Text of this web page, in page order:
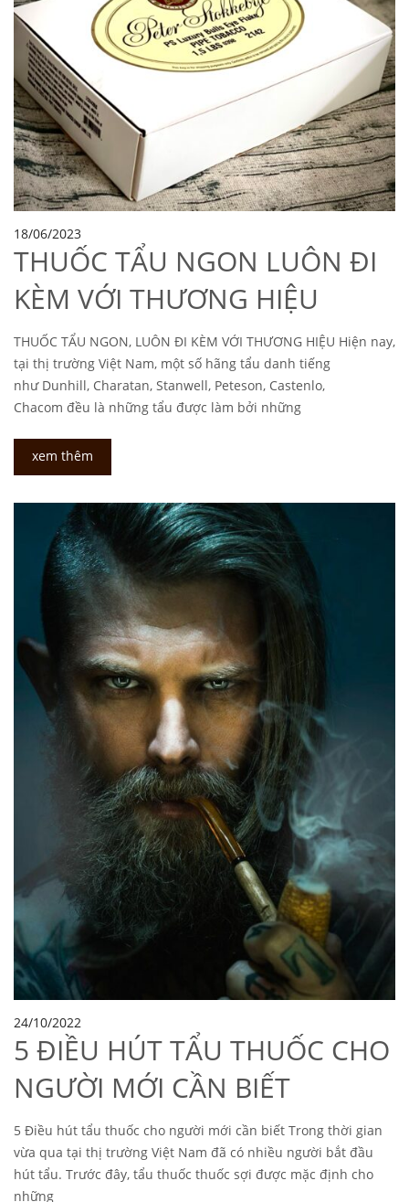
18/06/2023
THUỐC TẨU NGON LUÔN ĐI
KÈM VỚI THƯƠNG HIỆU
THUỐC TẨU NGON, LUÔN ĐI KÈM VỚI THƯƠNG HIỆU Hiện nay,
tại thị trường Việt Nam, một số hãng tẩu danh tiếng
như Dunhill, Charatan, Stanwell, Peteson, Castenlo,
Chacom đều là những tẩu được làm bởi những
xem thêm
24/10/2022
5 ĐIỀU HÚT TẨU THUỐC CHO
NGƯỜI MỚI CẦN BIẾT
5 Điều hút tẩu thuốc cho người mới cần biết Trong thời gian
vừa qua tại thị trường Việt Nam đã có nhiều người bắt đầu
hút tẩu. Trước đây, tẩu thuốc thuốc sợi được mặc định cho
những